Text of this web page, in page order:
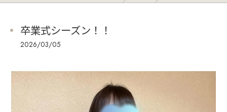
卒業式シーズン！！
2026/03/05